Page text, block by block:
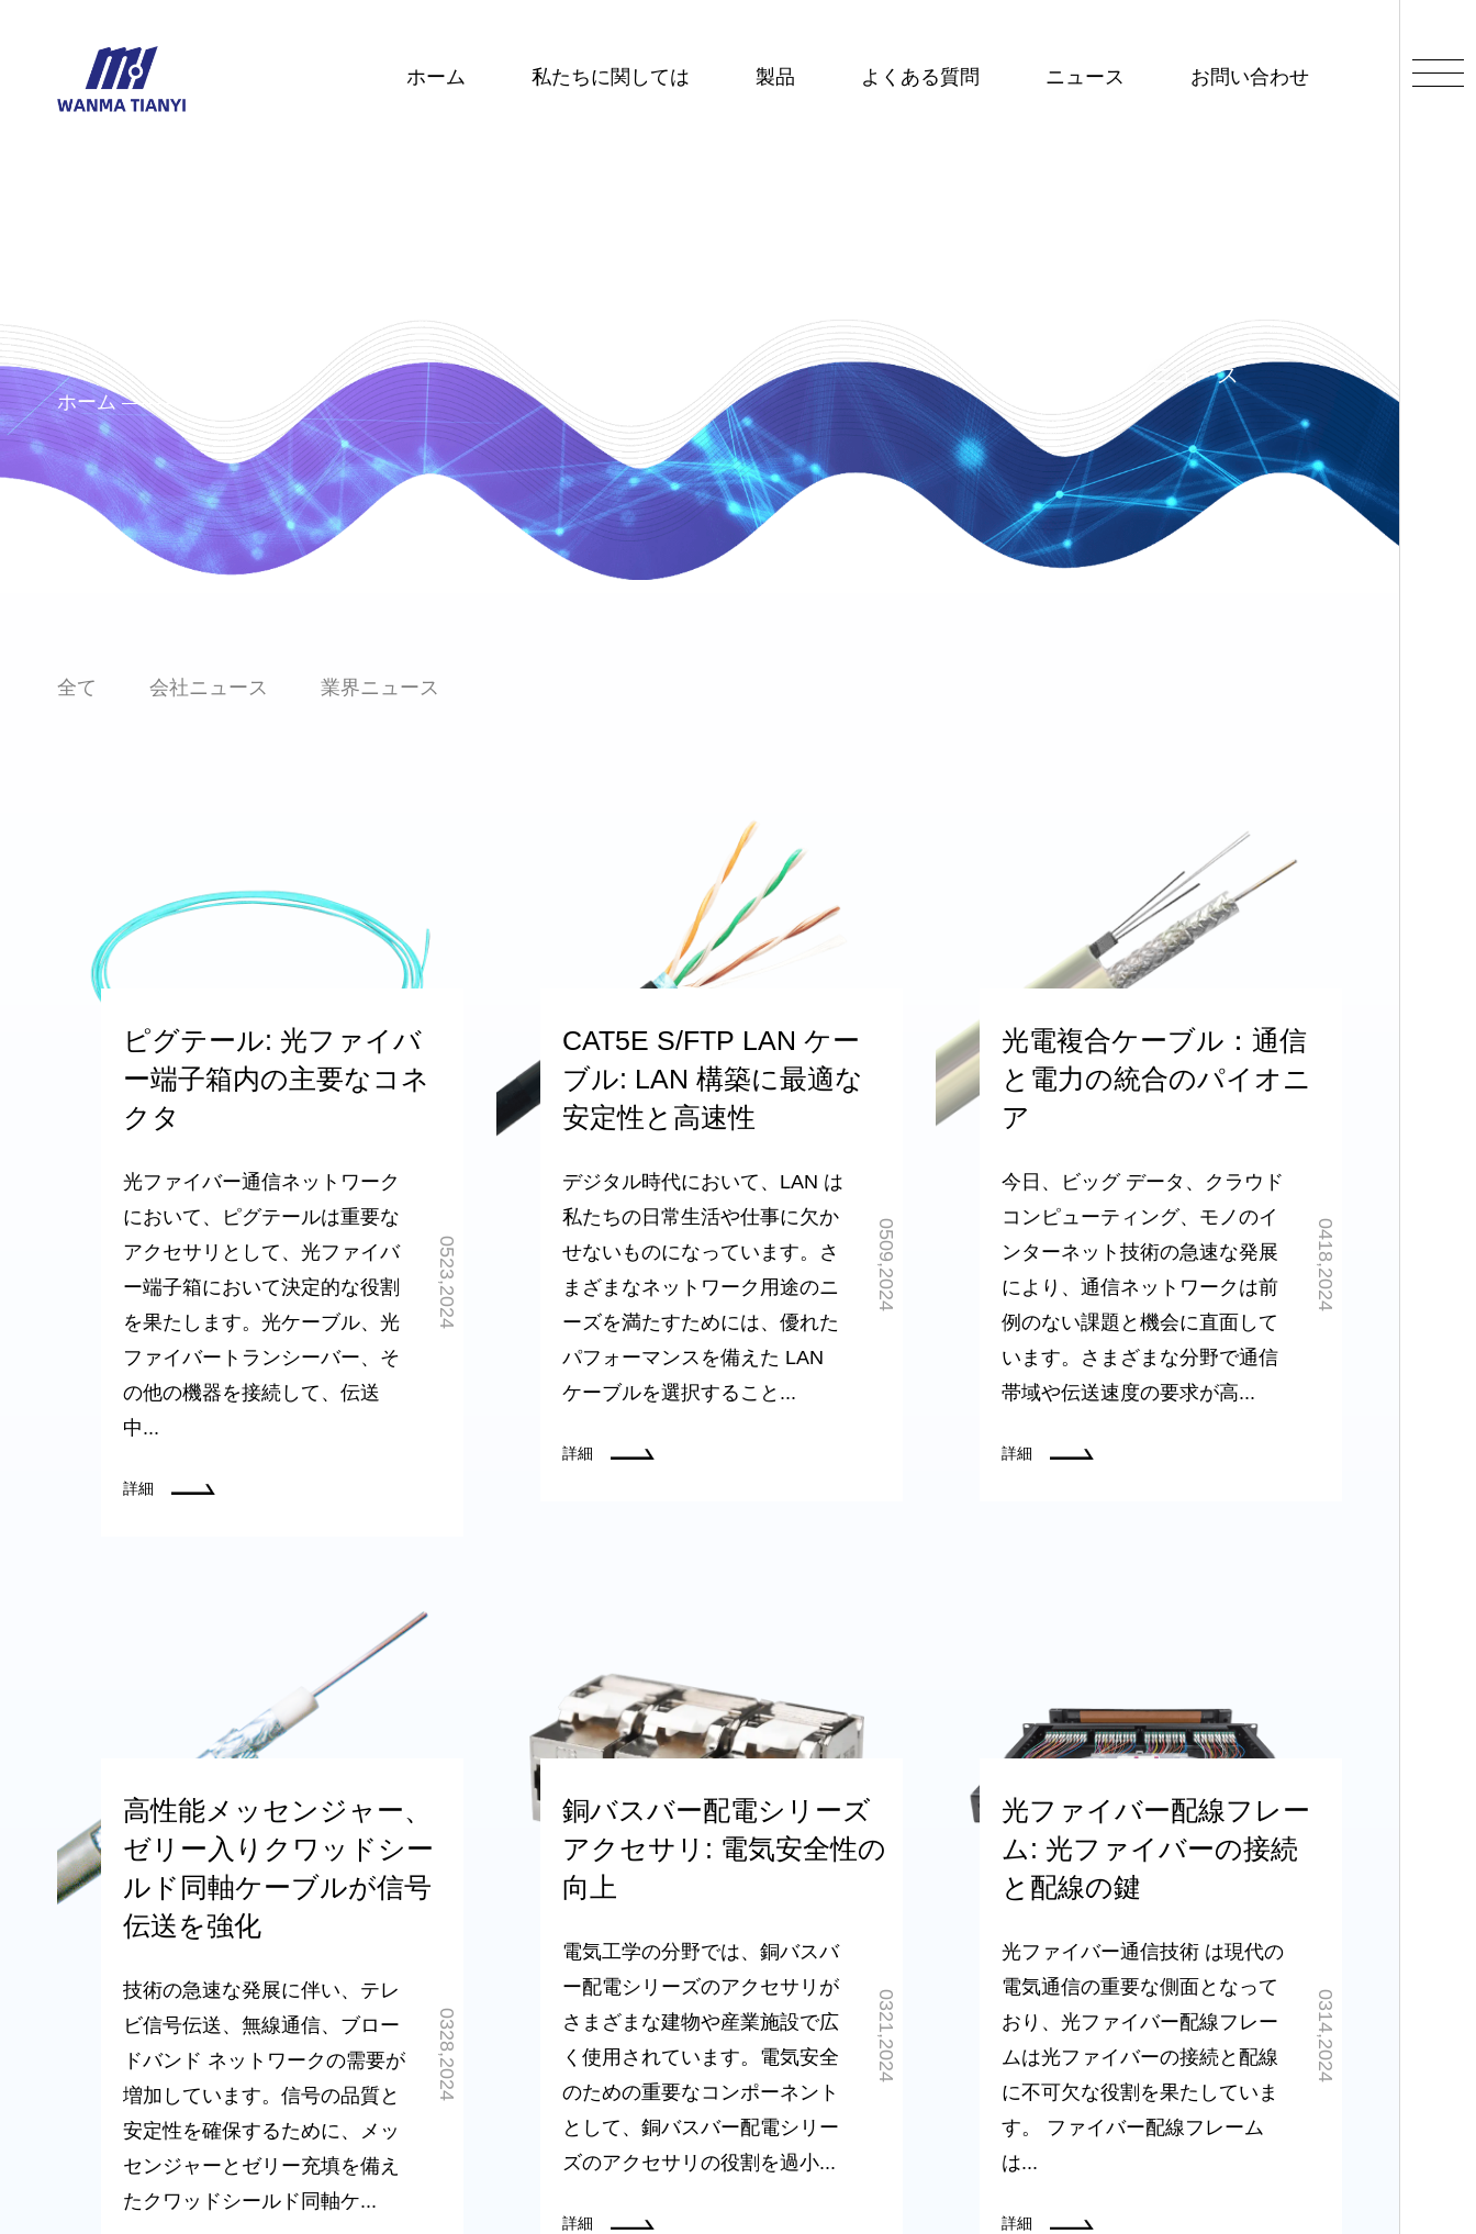
ホーム 私たちに関しては 製品 よくある質問 ニュース お問い合わせ
ホーム
ニュース
全て 会社ニュース 業界ニュース
ピグテール: 光ファイバ
ー端子箱内の主要なコネ
クタ
光ファイバー通信ネットワーク
において、ピグテールは重要な
アクセサリとして、光ファイバ
ー端子箱において決定的な役割
を果たします。光ケーブル、光
ファイバートランシーバー、そ
の他の機器を接続して、伝送
中...
詳細
0523,2024
CAT5E S/FTP LAN ケー
ブル: LAN 構築に最適な
安定性と高速性
デジタル時代において、LAN は
私たちの日常生活や仕事に欠か
せないものになっています。さ
まざまなネットワーク用途のニ
ーズを満たすためには、優れた
パフォーマンスを備えた LAN
ケーブルを選択すること...
詳細
0509,2024
光電複合ケーブル：通信
と電力の統合のパイオニ
ア
今日、ビッグ データ、クラウド
コンピューティング、モノのイ
ンターネット技術の急速な発展
により、通信ネットワークは前
例のない課題と機会に直面して
います。さまざまな分野で通信
帯域や伝送速度の要求が高...
詳細
0418,2024
高性能メッセンジャー、
ゼリー入りクワッドシー
ルド同軸ケーブルが信号
伝送を強化
技術の急速な発展に伴い、テレ
ビ信号伝送、無線通信、ブロー
ドバンド ネットワークの需要が
増加しています。信号の品質と
安定性を確保するために、メッ
センジャーとゼリー充填を備え
たクワッドシールド同軸ケ...
0328,2024
銅バスバー配電シリーズ
アクセサリ: 電気安全性の
向上
電気工学の分野では、銅バスバ
ー配電シリーズのアクセサリが
さまざまな建物や産業施設で広
く使用されています。電気安全
のための重要なコンポーネント
として、銅バスバー配電シリー
ズのアクセサリの役割を過小...
詳細
0321,2024
光ファイバー配線フレー
ム: 光ファイバーの接続
と配線の鍵
光ファイバー通信技術 は現代の
電気通信の重要な側面となって
おり、光ファイバー配線フレー
ムは光ファイバーの接続と配線
に不可欠な役割を果たしていま
す。 ファイバー配線フレーム
は...
詳細
0314,2024